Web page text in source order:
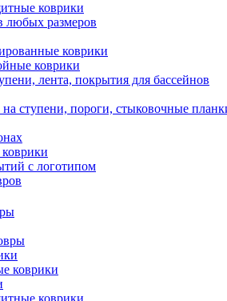
коврики
любых размеров
коврики
коврики
лента, покрытия для бассейнов
ступени, пороги, стыковочные
с логотипом
коврики
коврики